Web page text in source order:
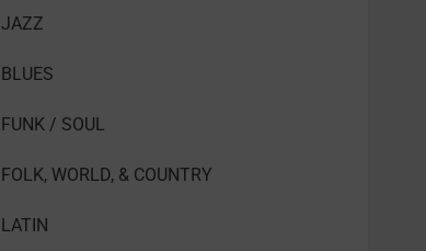
JAZZ
BLUES
FUNK / SOUL
FOLK, WORLD, & COUNTRY
LATIN